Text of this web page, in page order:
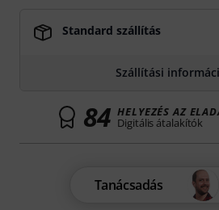
Standard szállítás
Szállítási
84 HELYEZÉS AZ
Digitális átalakítók
Tanácsadás